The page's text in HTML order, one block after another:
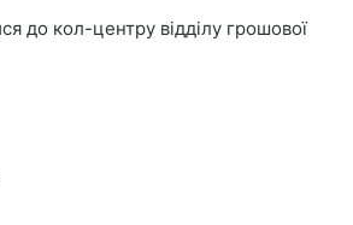
до кол-центру відділу грошової